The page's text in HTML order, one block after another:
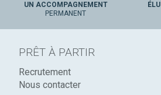
UN ACCOMPAGNEMENT
PERMANENT
PRÊT À PARTIR
Recrutement
Nous contacter